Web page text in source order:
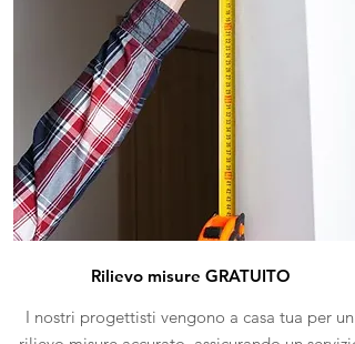
Rilievo misure GRATUITO
I nostri progettisti vengono a casa tua per un